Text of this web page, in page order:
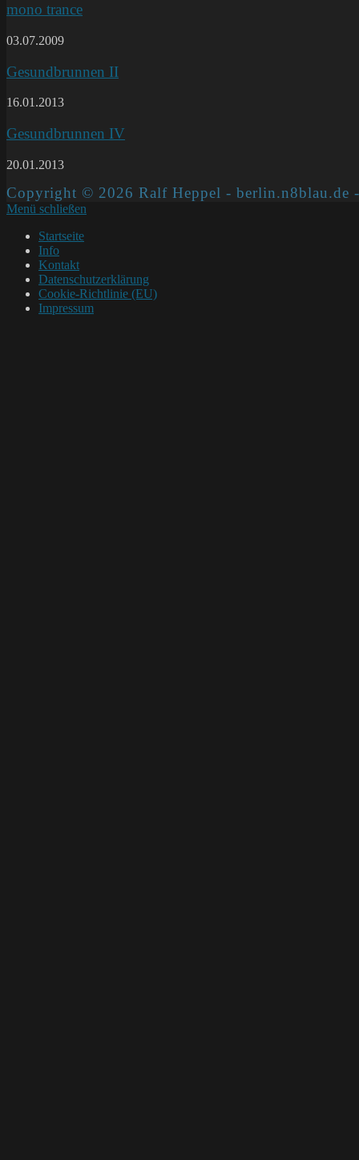
mono trance
03.07.2009
Gesundbrunnen II
16.01.2013
Gesundbrunnen IV
20.01.2013
Copyright © 2026 Ralf Heppel - berlin.n8blau.de
Menü schließen
Startseite
Info
Kontakt
Datenschutzerklärung
Cookie-Richtlinie (EU)
Impressum